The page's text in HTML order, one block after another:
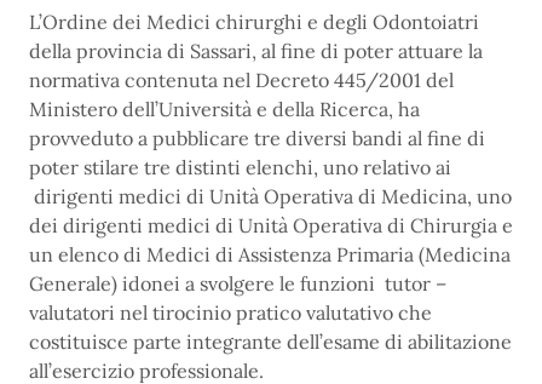
L’Ordine dei Medici chirurghi e degli Odontoiatri
della provincia di Sassari, al fine di poter attuare la
normativa contenuta nel Decreto 445/2001 del
Ministero dell’Università e della Ricerca, ha
provveduto a pubblicare tre diversi bandi al fine di
poter stilare tre distinti elenchi, uno relativo ai
dirigenti medici di Unità Operativa di Medicina, uno
dei dirigenti medici di Unità Operativa di Chirurgia e
un elenco di Medici di Assistenza Primaria (Medicina
Generale) idonei a svolgere le funzioni tutor –
valutatori nel tirocinio pratico valutativo che
costituisce parte integrante dell’esame di abilitazione
all’esercizio professionale.